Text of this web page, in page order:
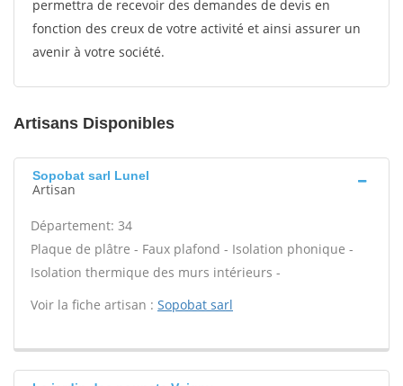
permettra de recevoir des demandes de devis en
fonction des creux de votre activité et ainsi assurer un
avenir à votre société.
Artisans Disponibles
Sopobat sarl Lunel
Artisan
Département: 34
Plaque de plâtre - Faux plafond - Isolation phonique -
Isolation thermique des murs intérieurs -
Voir la fiche artisan : Sopobat sarl